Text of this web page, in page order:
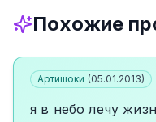
Похожие
Артишоки (05.01.2013)
я в небо лечу